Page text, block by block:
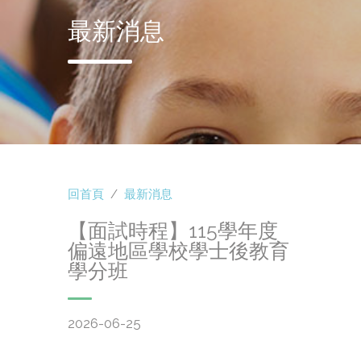
最新消息
回首頁 / 最新消息
【面試時程】115學年度
偏遠地區學校學士後教育
學分班
2026-06-25